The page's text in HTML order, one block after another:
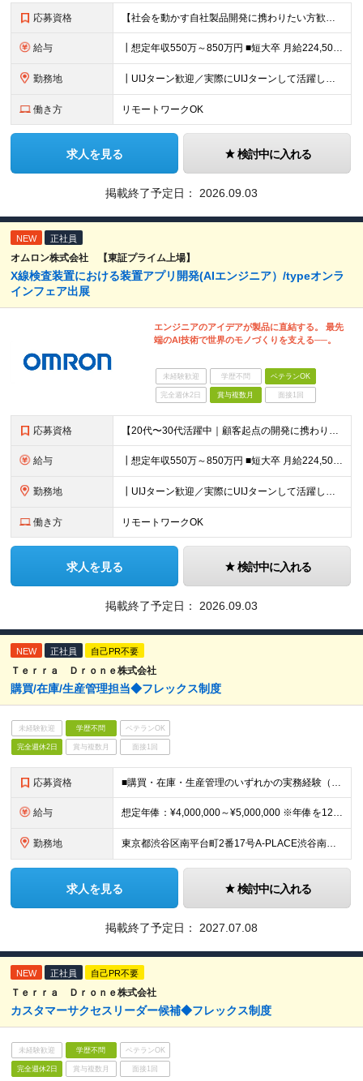
応募資格 【社会を動かす自社製品開発に携わりたい方歓迎】 ┃必須条件 ■装置、設備向けソフトウェア開発経験 ■C/C++、C#いずれかの開発経験 ■ソフトウェア開発における要件整理、仕様定義の経験 ■短大卒以上
給与 ┃想定年収550万～850万円 ■短大卒 月給224,500円～ ■高専卒 月給262,000円～ ■大学卒 月給287,000円～ ■修士了 月給314,000円～ ■博士了 月給355,
勤務地 ┃UIJターン歓迎／実際にUIJターンして活躍している社員多数 ┃マイカー、バイク通勤可 ◇京都・大阪からのアクセスも良好 └京都駅から約20分 └大阪駅から約50分 【草津事業所】 滋賀県草津市
働き方 リモートワークOK
求人を見る 検討中に入れる
掲載終了予定日： 2026.09.03
NEW 正社員
オムロン株式会社 【東証プライム上場】
X線検査装置における装置アプリ開発(AIエンジニア）/typeオンラ
インフェア出展
エンジニアのアイデアが製品に直結する。 最先
端のAI技術で世界のモノづくりを支える──。
未経験歓迎 学歴不問 ベテランOK
完全週休2日 賞与複数月 面接1回
応募資格 【20代〜30代活躍中｜顧客起点の開発に携わりたい方歓迎】 ┃必須条件 ■C言語による組み込み実装経験をお持ちの方 ■既存課題に対し、AIでの現実的な解決方法を要件設計した経験をお持ちの方 ■仕様や要
給与 ┃想定年収550万～850万円 ■短大卒 月給224,500円～ ■高専卒 月給262,000円～ ■大学卒 月給287,000円～ ■修士了 月給314,000円～ ■博士了 月給355,
勤務地 ┃UIJターン歓迎／実際にUIJターンして活躍している社員多数 ┃マイカー、バイク通勤可 ◇京都・大阪からのアクセスも良好 └京都駅から約20分 └大阪駅から約50分 【草津事業所】 滋賀県草津市
働き方 リモートワークOK
求人を見る 検討中に入れる
掲載終了予定日： 2026.09.03
NEW 正社員 自己PR不要
Ｔｅｒｒａ Ｄｒｏｎｅ株式会社
購買/在庫/生産管理担当◆フレックス制度
未経験歓迎 学歴不問 ベテランOK
完全週休2日 賞与複数月 面接1回
応募資格 ■購買・在庫・生産管理のいずれかの実務経験（目安2年以上） ■Excelを使用した業務経験 ┗表作成・検索・集計・XLOOKUP/ピボット/IF・COUNTIFが扱えるレベル ■学歴不問
給与 想定年俸：¥4,000,000～¥5,000,000 ※年俸を12で割り、1/12を月額支給分とします。 月額：¥333,334～¥416,667 基本給：¥246,534～¥308,167 みなし残
勤務地 東京都渋谷区南平台町2番17号A-PLACE渋谷南平台4階 （変更の範囲） 当社の支社およびグループ会社拠点 本ポジションは原則就業場所の変更はございません。
求人を見る 検討中に入れる
掲載終了予定日： 2027.07.08
NEW 正社員 自己PR不要
Ｔｅｒｒａ Ｄｒｏｎｅ株式会社
カスタマーサクセスリーダー候補◆フレックス制度
未経験歓迎 学歴不問 ベテランOK
完全週休2日 賞与複数月 面接1回